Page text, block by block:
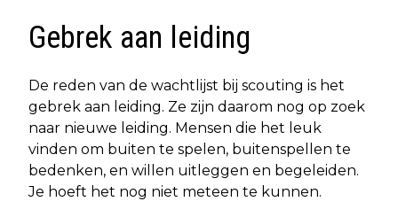
Gebrek aan leiding
De reden van de wachtlijst bij scouting is het
gebrek aan leiding. Ze zijn daarom nog op zoek
naar nieuwe leiding. Mensen die het leuk
vinden om buiten te spelen, buitenspellen te
bedenken, en willen uitleggen en begeleiden.
Je hoeft het nog niet meteen te kunnen.